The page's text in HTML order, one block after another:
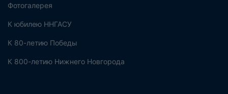
Фотогалерея
К юбилею ННГАСУ
К 80-летию Победы
К 800-летию Нижнего Новгорода